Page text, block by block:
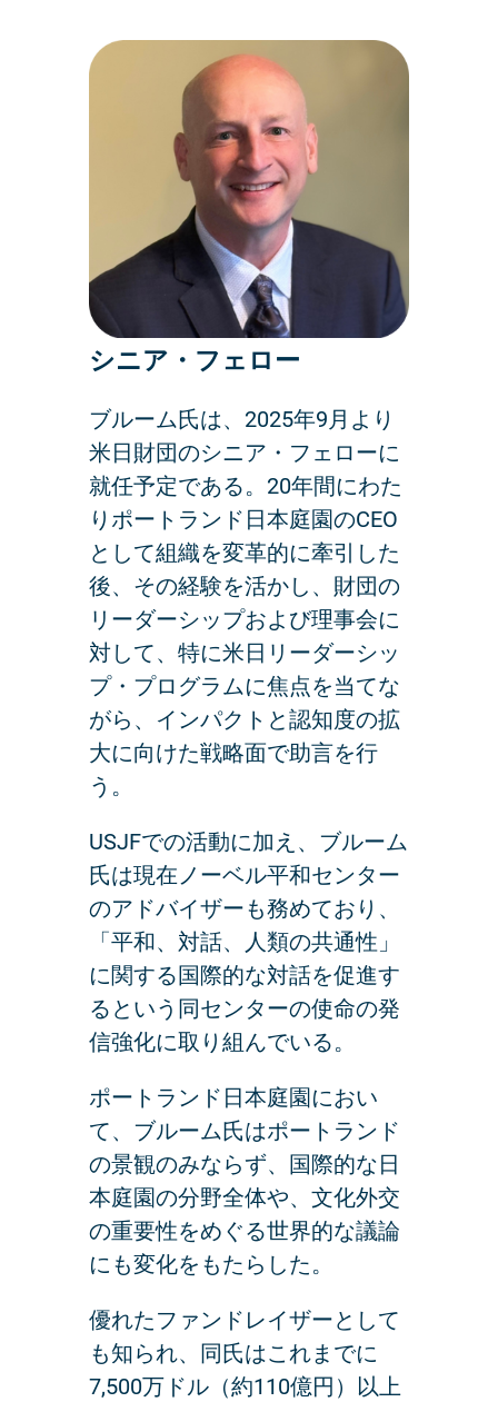
シニア・フェロー
ブルーム氏は、2025年9月より
米日財団のシニア・フェローに
就任予定である。20年間にわた
りポートランド日本庭園のCEO
として組織を変革的に牽引した
後、その経験を活かし、財団の
リーダーシップおよび理事会に
対して、特に米日リーダーシッ
プ・プログラムに焦点を当てな
がら、インパクトと認知度の拡
大に向けた戦略面で助言を行
う。
USJFでの活動に加え、ブルーム
氏は現在ノーベル平和センター
のアドバイザーも務めており、
「平和、対話、人類の共通性」
に関する国際的な対話を促進す
るという同センターの使命の発
信強化に取り組んでいる。
ポートランド日本庭園におい
て、ブルーム氏はポートランド
の景観のみならず、国際的な日
本庭園の分野全体や、文化外交
の重要性をめぐる世界的な議論
にも変化をもたらした。
優れたファンドレイザーとして
も知られ、同氏はこれまでに
7,500万ドル（約110億円）以上